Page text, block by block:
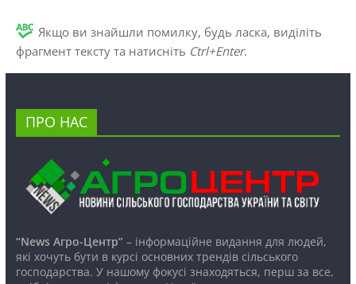
Якщо ви знайшли помилку, будь ласка, виділіть
фрагмент тексту та натисніть Ctrl+Enter.
ПРО НАС
“News Агро-Центр”– інформаційне видання для людей,
які хочуть бути в курсі основних трендів сільського
господарства. У нашому фокусі знаходяться, перш за все,